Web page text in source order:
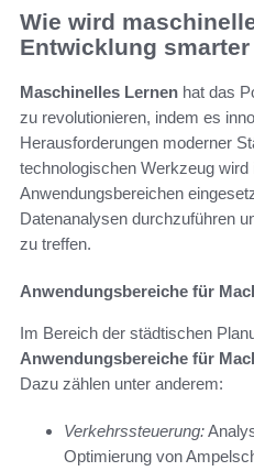
Wie wird
Entwicklung
Maschinelles Lernen hat das
zu revolutionieren, indem es
Herausforderungen moderner
technologischen Werkzeug wird
Anwendungsbereichen
Datenanalysen durchzuführen
zu treffen.
Anwendungsbereiche für
Im Bereich der städtischen
Anwendungsbereiche für
Dazu zählen unter anderem:
Verkehrssteuerung:
Optimierung von